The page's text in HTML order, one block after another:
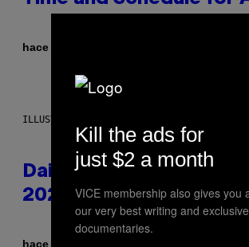
hace 34 minutos
ILLUSTRATION BY REESA.
Daily Horoscope:
2026
hace 7 horas
Kill the ads for
just $2 a month
VICE membership also gives you
our very best writing and
documentaries.